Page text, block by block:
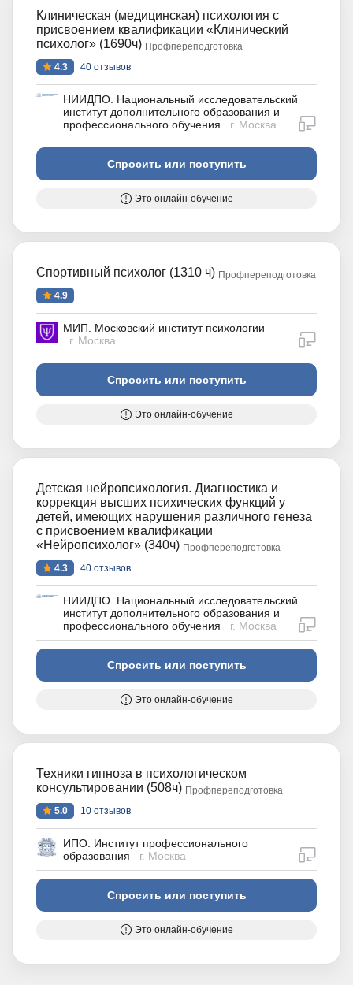
Клиническая (медицинская) психология с
присвоением квалификации «Клинический
психолог» (1690ч) Профпереподготовка
4.3
40 отзывов
НИИДПО. Национальный исследовательский
институт дополнительного образования и
профессионального обучения
г. Москва
Спросить или поступить
Это онлайн-обучение
Спортивный психолог (1310 ч) Профпереподготовка
4.9
МИП. Московский институт психологии
г. Москва
Спросить или поступить
Это онлайн-обучение
Детская нейропсихология. Диагностика и
коррекция высших психических функций у
детей, имеющих нарушения различного генеза
с присвоением квалификации
«Нейропсихолог» (340ч) Профпереподготовка
4.3
40 отзывов
НИИДПО. Национальный исследовательский
институт дополнительного образования и
профессионального обучения
г. Москва
Спросить или поступить
Это онлайн-обучение
Техники гипноза в психологическом
консультировании (508ч) Профпереподготовка
5.0
10 отзывов
ИПО. Институт профессионального
образования
г. Москва
Спросить или поступить
Это онлайн-обучение